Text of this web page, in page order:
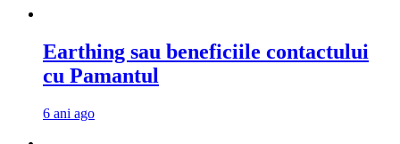
Earthing sau beneficiile contactului
cu Pamantul
6 ani ago